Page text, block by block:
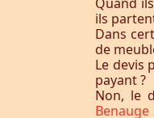
ils
Dans
de
Le devis
payant ?
Non, le
Benauge